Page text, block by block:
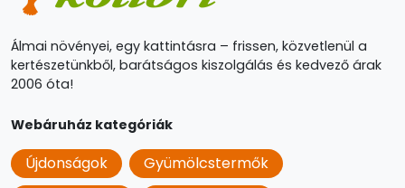
Álmai növényei, egy kattintásra – frissen, közvetlenül a
kertészetünkből, barátságos kiszolgálás és kedvező árak
2006 óta!
Webáruház kategóriák
Újdonságok
Gyümölcstermők